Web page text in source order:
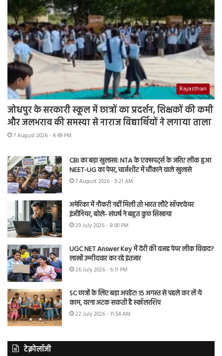
Rajasthan
जोधपुर के सरकारी स्कूल में छात्रों का प्रदर्शन, शिक्षकों की कमी
और जलभराव की समस्या से नाराज विद्यार्थियों ने लगाया ताला
7 August 2026 - 4:49 PM
CBI का बड़ा खुलासा: NTA के एक्सपर्ट्स के जरिए लीक हुआ
NEET-UG का पेपर, चार्जशीट में चौंकाने वाले खुलासे
7 August 2026 - 9:21 AM
अमेरिका में नौकरी नहीं मिली तो भारत लौटे सॉफ्टवेयर
इंजीनियर, बोले- संघर्ष ने बहुत कुछ सिखाया
29 July 2026 - 8:00 PM
UGC NET Answer Key में देरी की वजह पेपर लीक विवाद?
लाखों उम्मीदवार कर रहे इंतजार
26 July 2026 - 6:11 PM
SC छात्रों के लिए बड़ा अपडेट! 15 अगस्त से पहले कर लें ये
काम, वरना अटक सकती है स्कॉलरशिप
22 July 2026 - 11:54 AM
टेक्नोलॉजी